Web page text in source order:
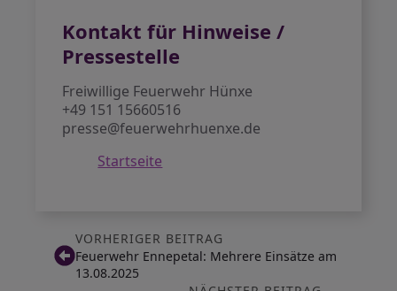
Kontakt für Hinweise /
Pressestelle
Freiwillige Feuerwehr Hünxe
+49 151 15660516
presse@feuerwehrhuenxe.de
Startseite
VORHERIGER BEITRAG
Feuerwehr Ennepetal: Mehrere Einsätze am
13.08.2025